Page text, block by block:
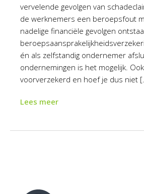
vervelende gevolgen van
de werknemers een beroepsfout
nadelige financiële gevolgen
én als zelfstandig ondernemer
ondernemingen is het mogelijk.
voorverzekerd en hoef je dus niet
Lees meer